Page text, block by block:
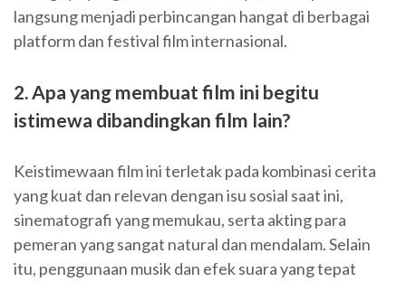
langsung menjadi perbincangan hangat di berbagai
platform dan festival film internasional.
2. Apa yang membuat film ini begitu
istimewa dibandingkan film lain?
Keistimewaan film ini terletak pada kombinasi cerita
yang kuat dan relevan dengan isu sosial saat ini,
sinematografi yang memukau, serta akting para
pemeran yang sangat natural dan mendalam. Selain
itu, penggunaan musik dan efek suara yang tepat